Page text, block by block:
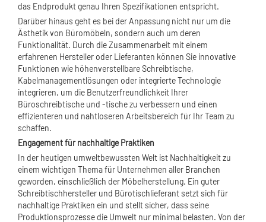
das Endprodukt genau Ihren Spezifikationen entspricht.
Darüber hinaus geht es bei der Anpassung nicht nur um die
Ästhetik von Büromöbeln, sondern auch um deren
Funktionalität. Durch die Zusammenarbeit mit einem
erfahrenen Hersteller oder Lieferanten können Sie innovative
Funktionen wie höhenverstellbare Schreibtische,
Kabelmanagementlösungen oder integrierte Technologie
integrieren, um die Benutzerfreundlichkeit Ihrer
Büroschreibtische und -tische zu verbessern und einen
effizienteren und nahtloseren Arbeitsbereich für Ihr Team zu
schaffen.
Engagement für nachhaltige Praktiken
In der heutigen umweltbewussten Welt ist Nachhaltigkeit zu
einem wichtigen Thema für Unternehmen aller Branchen
geworden, einschließlich der Möbelherstellung. Ein guter
Schreibtischhersteller und Bürotischlieferant setzt sich für
nachhaltige Praktiken ein und stellt sicher, dass seine
Produktionsprozesse die Umwelt nur minimal belasten. Von der